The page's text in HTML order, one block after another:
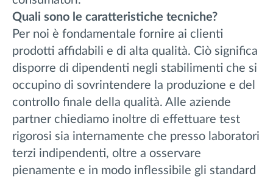
Quali sono le caratteristiche tecniche?
Per noi è fondamentale fornire ai clienti
prodotti affidabili e di alta qualità. Ciò significa
disporre di dipendenti negli stabilimenti che si
occupino di sovrintendere la produzione e del
controllo finale della qualità. Alle aziende
partner chiediamo inoltre di effettuare test
rigorosi sia internamente che presso laboratori
terzi indipendenti, oltre a osservare
pienamente e in modo inflessibile gli standard